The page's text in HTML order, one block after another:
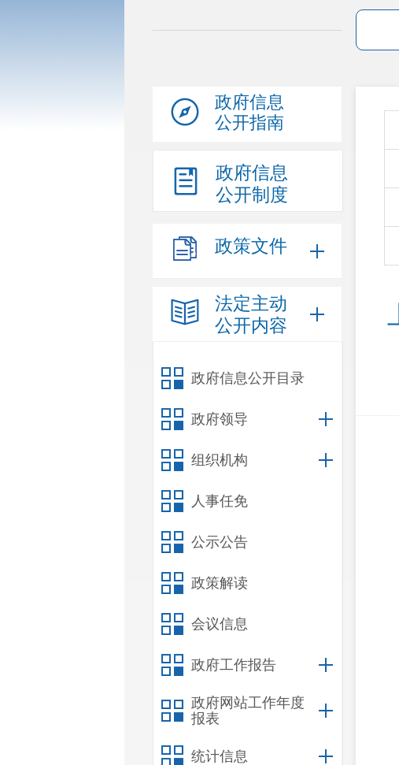
政府信息
公开指南
政府信息
公开制度
政策文件
法定主动
公开内容
政府信息公开目录
政府领导
组织机构
人事任免
公示公告
政策解读
会议信息
政府工作报告
政府网站工作年度
报表
统计信息